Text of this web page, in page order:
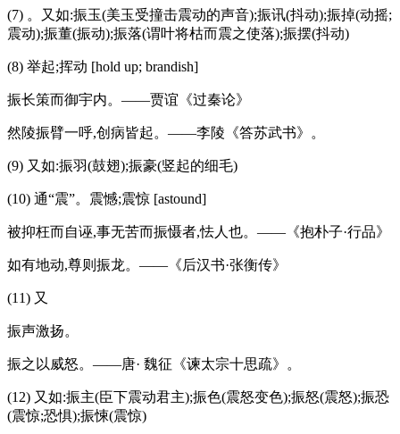
(7) 。又如:振玉(美玉受撞击震动的声音);振讯(抖动);振掉(动摇;
震动);振董(振动);振落(谓叶将枯而震之使落);振摆(抖动)
(8) 举起;挥动 [hold up; brandish]
振长策而御宇内。——贾谊《过秦论》
然陵振臂一呼,创病皆起。——李陵《答苏武书》。
(9) 又如:振羽(鼓翅);振豪(竖起的细毛)
(10) 通“震”。震憾;震惊 [astound]
被抑枉而自诬,事无苦而振慑者,怯人也。——《抱朴子·行品》
如有地动,尊则振龙。——《后汉书·张衡传》
(11) 又
振声激扬。
振之以威怒。——唐· 魏征《谏太宗十思疏》。
(12) 又如:振主(臣下震动君主);振色(震怒变色);振怒(震怒);振恐
(震惊;恐惧);振悚(震惊)